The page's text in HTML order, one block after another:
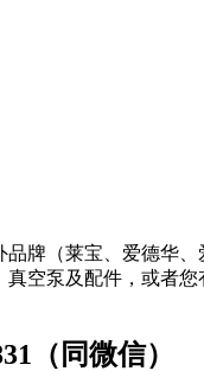
品牌（莱宝、爱德华
真空泵及配件，或者
（同微信）